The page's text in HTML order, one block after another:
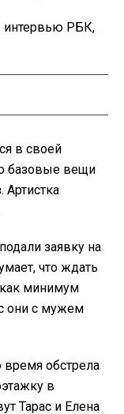
интервью РБК,
в своей
базовые вещи
Артистка
заявку на
что ждать
как минимум
они с мужем
обстрела
в
Тарас и Елена